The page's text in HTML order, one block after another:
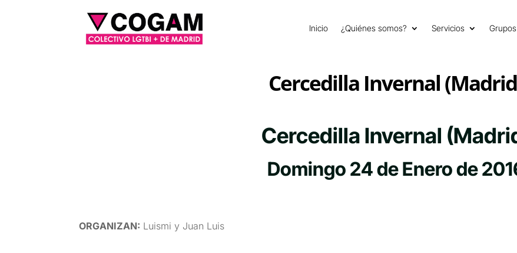
Inicio ¿Quiénes somos? Servicios
Cercedilla Invernal
Cercedilla Invernal
Domingo 24 de Enero de
ORGANIZAN: Luismi y Juan Luis